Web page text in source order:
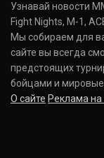
Узнавай новости
Fight Nights, M-1,
Мы собираем для
сайте вы всегда
предстоящих
бойцами и мировые
О сайте Реклама на